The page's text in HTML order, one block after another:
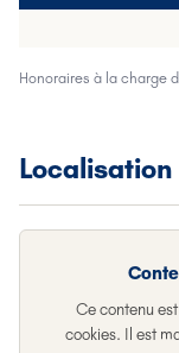
Honoraires à la charge
Localisation
Ce contenu
cookies. Il est